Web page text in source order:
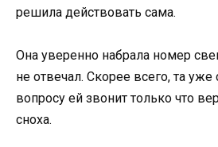
решила действовать сама.
Она уверенно набрала номер
не отвечал. Скорее всего, та
вопросу ей звонит только что
сноха.